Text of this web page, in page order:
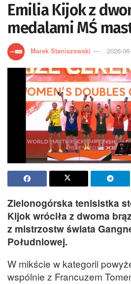
Emilia Kijok z
medalami MŚ
Marek Staniszewski 2026-
Zielonogórska tenisistka
Kijok wróciła z dwoma
z mistrzostw świata
Południowej.
W mikście w kategorii
wspólnie z Francuzem